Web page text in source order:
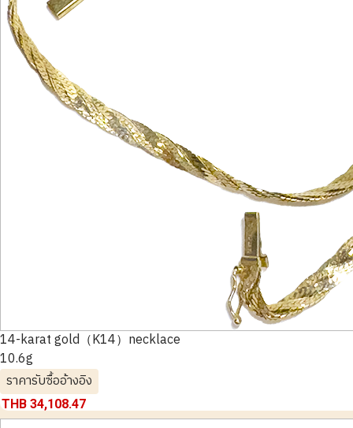
14-karat gold（K14）necklace
10.6g
ราคารับซื้ออ้างอิง
THB 34,108.47